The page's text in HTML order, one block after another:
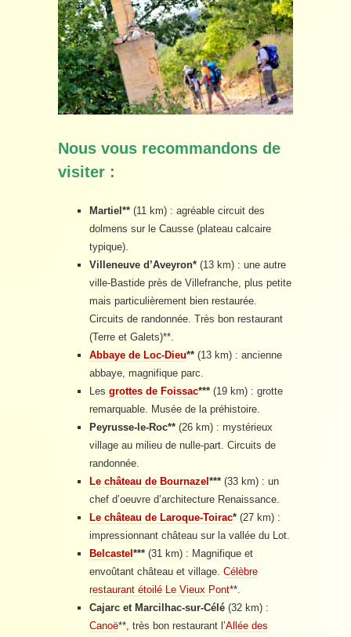
Nous vous recommandons de
visiter :
Martiel** (11 km) : agréable circuit des
dolmens sur le Causse (plateau calcaire
typique).
Villeneuve d’Aveyron* (13 km) : une autre
ville-Bastide près de Villefranche, plus petite
mais particulièrement bien restaurée.
Circuits de randonnée. Très bon restaurant
(Terre et Galets)**.
Abbaye de Loc-Dieu** (13 km) : ancienne
abbaye, magnifique parc.
Les grottes de Foissac*** (19 km) : grotte
remarquable. Musée de la préhistoire.
Peyrusse-le-Roc** (26 km) : mystérieux
village au milieu de nulle-part. Circuits de
randonnée.
Le château de Bournazel*** (33 km) : un
chef d’oeuvre d’architecture Renaissance.
Le château de Laroque-Toirac* (27 km) :
impressionnant château sur la vallée du Lot.
Belcastel*** (31 km) : Magnifique et
envoûtant château et village. Célèbre
restaurant étoilé Le Vieux Pont**.
Cajarc et Marcilhac-sur-Célé (32 km) :
Canoë**, très bon restaurant l’Allée des